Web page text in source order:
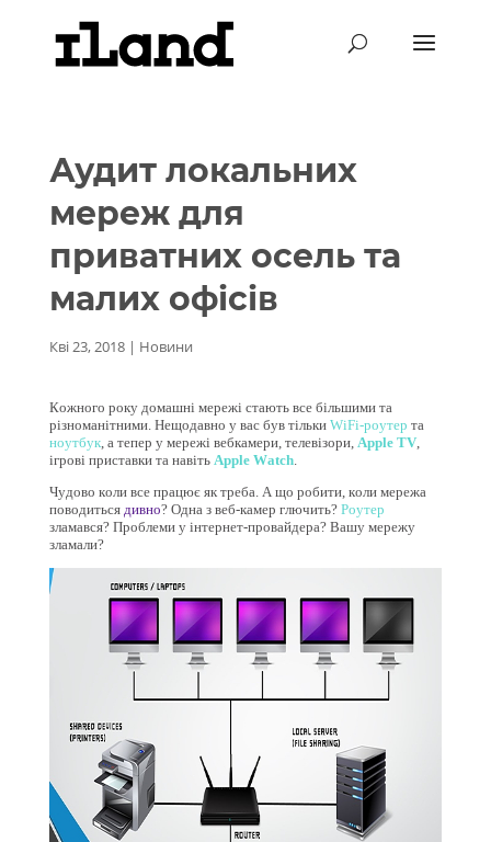
Аудит локальних
мереж для
приватних осель та
малих офісів
Кві 23, 2018| Новини
Кожного року домашні мережі стають все більшими та
різноманітними. Нещодавно у вас був тільки WiFi-роутер та
ноутбук, а тепер у мережі вебкамери, телевізори, Apple TV,
ігрові приставки та навіть Apple Watch.
Чудово коли все працює як треба. А що робити, коли мережа
поводиться дивно? Одна з веб-камер глючить? Роутер
зламався? Проблеми у інтернет-провайдера? Вашу мережу
зламали?